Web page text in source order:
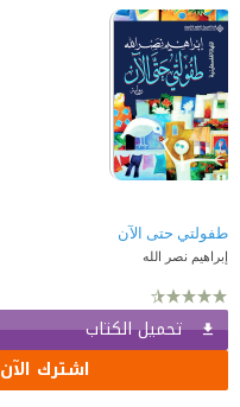
طفولتي حتى الآن
إبراهيم نصر الله
تحميل الكتاب
اشترك الآن